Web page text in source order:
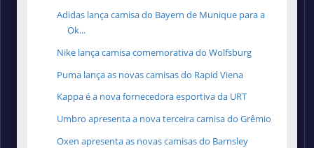
Adidas lança camisa do Bayern de Munique para a
Ok...
Nike lança camisa comemorativa do Wolfsburg
Puma lança as novas camisas do Rapid Viena
Kappa é a nova fornecedora esportiva da URT
Umbro apresenta a nova terceira camisa do Grêmio
Oxen apresenta as novas camisas do Barnsley